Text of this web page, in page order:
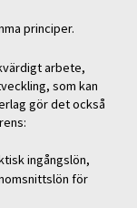
principer.
arbete,
som kan
gör det också
ingångslön,
för